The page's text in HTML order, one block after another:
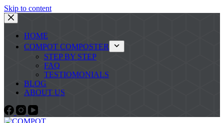
Skip to content
HOME
COMPOT COMPOSTER
STEP BY STEP
FAQ
TESTIOMONIALS
BLOG
ABOUT US